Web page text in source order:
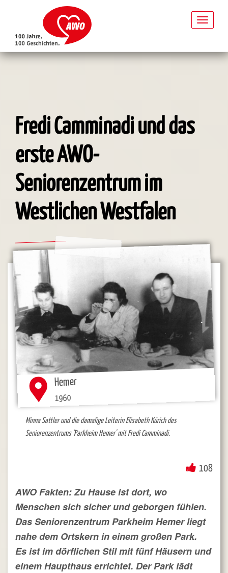
Fredi Camminadi und das
erste AWO-
Seniorenzentrum im
Westlichen Westfalen
Hemer
1960
Minna Sattler und die damalige Leiterin Elisabeth Kürich des
Seniorenzentrums 'Parkheim Hemer' mit Fredi Camminadi.
108
AWO Fakten: Zu Hause ist dort, wo
Menschen sich sicher und geborgen fühlen.
Das Seniorenzentrum Parkheim Hemer liegt
nahe dem Ortskern in einem großen Park.
Es ist im dörflichen Stil mit fünf Häusern und
einem Haupthaus errichtet. Der Park lädt